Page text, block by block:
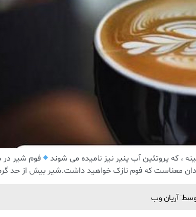
، که پروتئین آب پنیر نیز نامیده می شوند
آریان وب